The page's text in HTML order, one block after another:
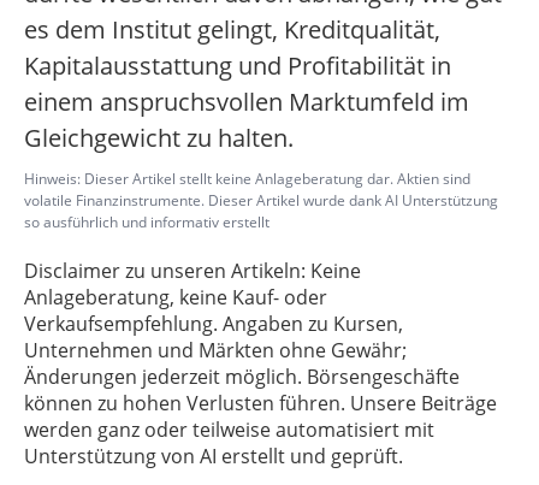
es dem Institut gelingt, Kreditqualität,
Kapitalausstattung und Profitabilität in
einem anspruchsvollen Marktumfeld im
Gleichgewicht zu halten.
Hinweis: Dieser Artikel stellt keine Anlageberatung dar. Aktien sind
volatile Finanzinstrumente. Dieser Artikel wurde dank AI Unterstützung
so ausführlich und informativ erstellt
Disclaimer zu unseren Artikeln: Keine
Anlageberatung, keine Kauf- oder
Verkaufsempfehlung. Angaben zu Kursen,
Unternehmen und Märkten ohne Gewähr;
Änderungen jederzeit möglich. Börsengeschäfte
können zu hohen Verlusten führen. Unsere Beiträge
werden ganz oder teilweise automatisiert mit
Unterstützung von AI erstellt und geprüft.